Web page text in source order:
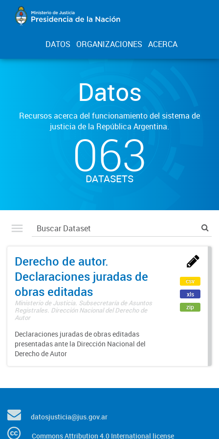
DATOS ORGANIZACIONES ACERCA
Datos
Recursos acerca del funcionamiento del sistema de
justicia de la República Argentina.
063
DATASETS
Derecho de autor.
Declaraciones juradas de
obras editadas
Ministerio de Justicia. Subsecretaría de Asuntos
Registrales. Dirección Nacional del Derecho de
Autor
Declaraciones juradas de obras editadas
presentadas ante la Dirección Nacional del
Derecho de Autor
csv
xls
zip
datosjusticia@jus.gov.ar
Commons Attribution 4.0 International license